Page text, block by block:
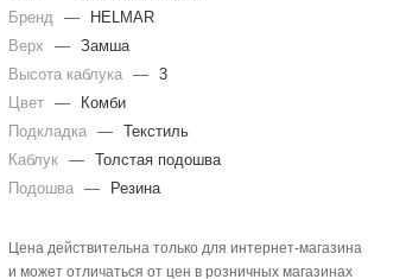
Бренд —
HELMAR
Верх
— Замша
Высота каблука — 3
Цвет —
Комби
Подкладка — Текстиль
Каблук — Толстая подошва
Подошва — Резина
Цена действительна только для интернет-магазина
и может отличаться от цен в розничных магазинах